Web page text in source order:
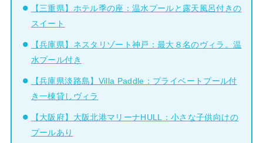
【三重県】ホテル季の座：温水プールと露天風呂付きの
スイート
【兵庫県】ネスタリゾート神戸：最大８名のヴィラ。温
水プール付き
【兵庫県淡路島】Villa Paddle：プライベートプール付
き一棟貸しヴィラ
【大阪府】大阪北港マリーナHULL：小さな子供向けの
プールあり